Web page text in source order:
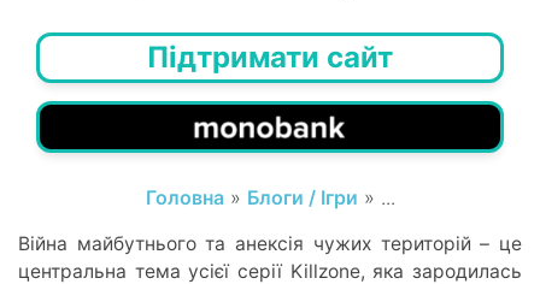
Підтримати сайт
Головна» Блоги / Ігри » ...
Війна майбутнього та анексія чужих територій – це
центральна тема усієї серії Killzone, яка зародилась